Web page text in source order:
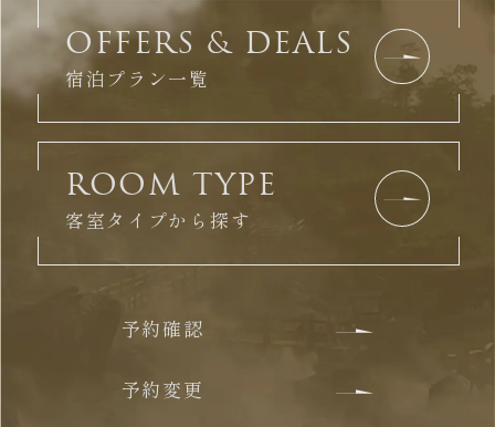
OFFERS & DEALS
宿泊プラン一覧
ROOM TYPE
客室タイプから探す
予約確認
予約変更